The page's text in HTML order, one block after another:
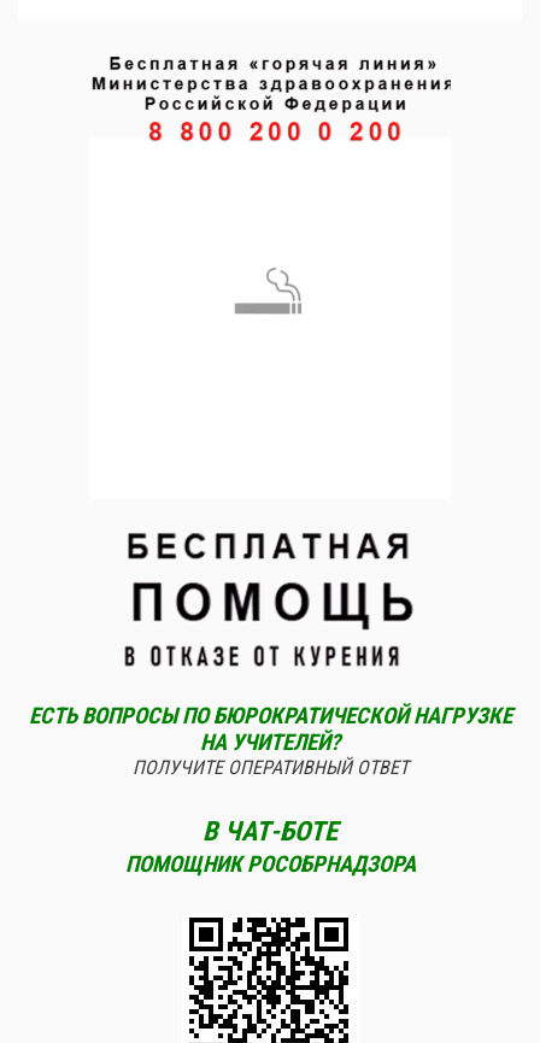
ЕСТЬ ВОПРОСЫ ПО БЮРОКРАТИЧЕСКОЙ НАГРУЗКЕ
НА УЧИТЕЛЕЙ?
ПОЛУЧИТЕ ОПЕРАТИВНЫЙ ОТВЕТ
В ЧАТ-БОТЕ
ПОМОЩНИК РОСОБРНАДЗОРА